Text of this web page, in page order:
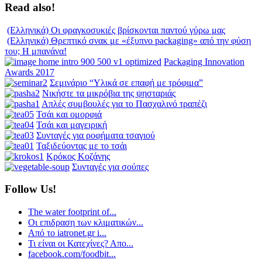
Read also!
(Ελληνικά) Οι φραγκοσυκιές βρίσκονται παντού γύρω μας
(Ελληνικά) Θρεπτικό σνακ με «έξυπνο packaging» από την φύση
του; Η μπανάνα!
Packaging Innovation
Awards 2017
Σεμινάριο “Υλικά σε επαφή με τρόφιμα”
Νικήστε τα μικρόβια της ψησταριάς
Απλές συμβουλές για το Πασχαλινό τραπέζι
Τσάι και ομορφιά
Τσάι και μαγειρική
Συνταγές για ροφήματα τσαγιού
Ταξιδεύοντας με το τσάι
Κρόκος Κοζάνης
Συνταγές για σούπες
Follow Us!
The water footprint of...
Οι επιδραση των κλιματικών...
Από το iatronet.gr i...
Τι είναι οι Κατεχίνες? Απο...
facebook.com/foodbit...